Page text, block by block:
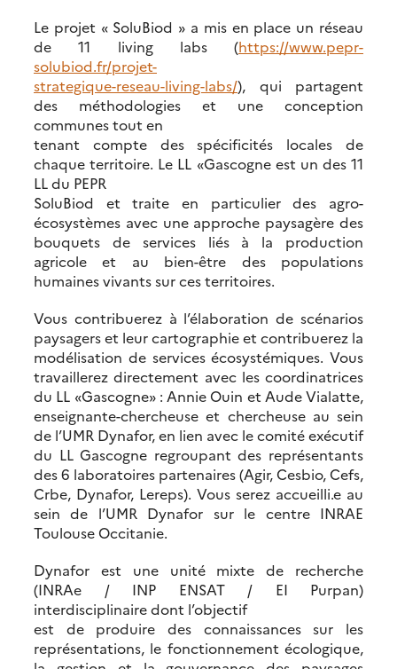
Le projet « SoluBiod » a mis en place un réseau
de 11 living labs (https://www.pepr-
solubiod.fr/projet-
strategique-reseau-living-labs/), qui partagent
des méthodologies et une conception
communes tout en
tenant compte des spécificités locales de
chaque territoire. Le LL «Gascogne est un des 11
LL du PEPR
SoluBiod et traite en particulier des agro-
écosystèmes avec une approche paysagère des
bouquets de services liés à la production
agricole et au bien-être des populations
humaines vivants sur ces territoires.
Vous contribuerez à l’élaboration de scénarios
paysagers et leur cartographie et contribuerez la
modélisation de services écosystémiques. Vous
travaillerez directement avec les coordinatrices
du LL «Gascogne» : Annie Ouin et Aude Vialatte,
enseignante-chercheuse et chercheuse au sein
de l’UMR Dynafor, en lien avec le comité exécutif
du LL Gascogne regroupant des représentants
des 6 laboratoires partenaires (Agir, Cesbio, Cefs,
Crbe, Dynafor, Lereps). Vous serez accueilli.e au
sein de l’UMR Dynafor sur le centre INRAE
Toulouse Occitanie.
Dynafor est une unité mixte de recherche
(INRAe / INP ENSAT / EI Purpan)
interdisciplinaire dont l’objectif
est de produire des connaissances sur les
représentations, le fonctionnement écologique,